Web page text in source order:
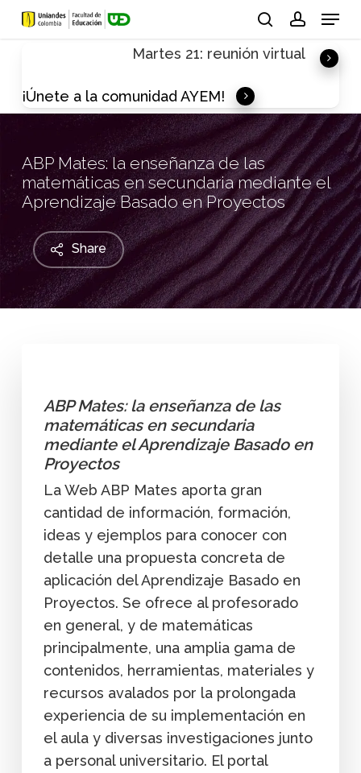
Skip
Menu
Martes 21: reunión virtual
¡Únete a la comunidad AYEM!
ABP Mates: la enseñanza de las
matemáticas en secundaria mediante el
Aprendizaje Basado en Proyectos
Share
ABP Mates: la enseñanza de las
matemáticas en secundaria
mediante el Aprendizaje Basado en
Proyectos
La Web ABP Mates aporta gran
cantidad de información, formación,
ideas y ejemplos para conocer con
detalle una propuesta concreta de
aplicación del Aprendizaje Basado en
Proyectos. Se ofrece al profesorado
en general, y de matemáticas
principalmente, una amplia gama de
contenidos, herramientas, materiales y
recursos avalados por la prolongada
experiencia de su implementación en
el aula y diversas investigaciones junto
a personal universitario. El portal